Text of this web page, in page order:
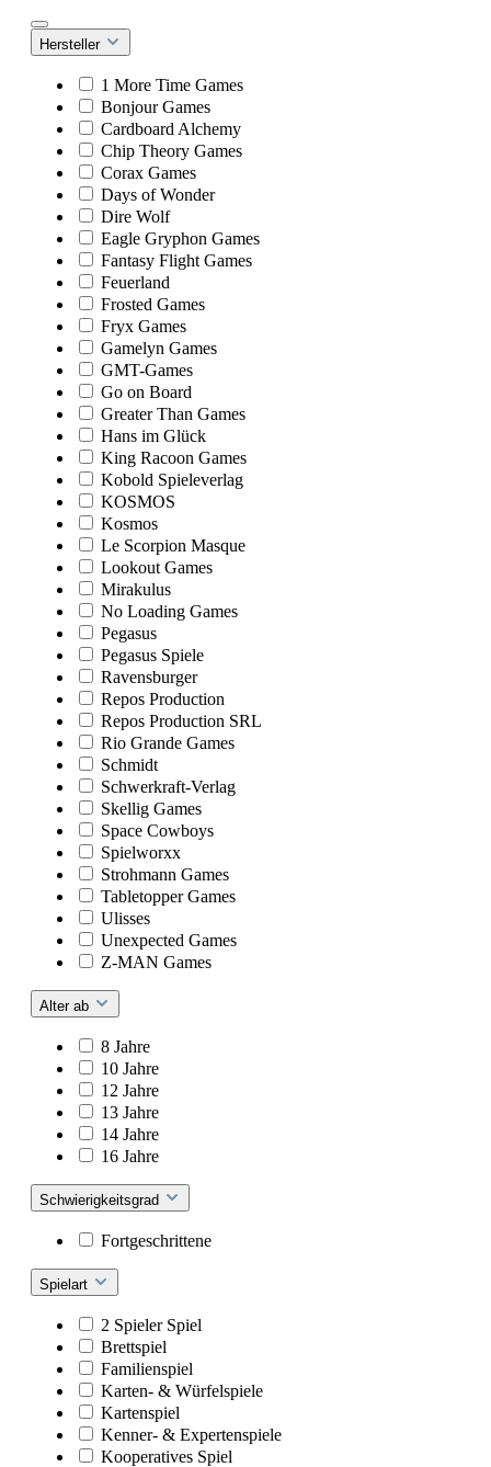
Hersteller
1 More Time Games
Bonjour Games
Cardboard Alchemy
Chip Theory Games
Corax Games
Days of Wonder
Dire Wolf
Eagle Gryphon Games
Fantasy Flight Games
Feuerland
Frosted Games
Fryx Games
Gamelyn Games
GMT-Games
Go on Board
Greater Than Games
Hans im Glück
King Racoon Games
Kobold Spieleverlag
KOSMOS
Kosmos
Le Scorpion Masque
Lookout Games
Mirakulus
No Loading Games
Pegasus
Pegasus Spiele
Ravensburger
Repos Production
Repos Production SRL
Rio Grande Games
Schmidt
Schwerkraft-Verlag
Skellig Games
Space Cowboys
Spielworxx
Strohmann Games
Tabletopper Games
Ulisses
Unexpected Games
Z-MAN Games
Alter ab
8 Jahre
10 Jahre
12 Jahre
13 Jahre
14 Jahre
16 Jahre
Schwierigkeitsgrad
Fortgeschrittene
Spielart
2 Spieler Spiel
Brettspiel
Familienspiel
Karten- & Würfelspiele
Kartenspiel
Kenner- & Expertenspiele
Kooperatives Spiel